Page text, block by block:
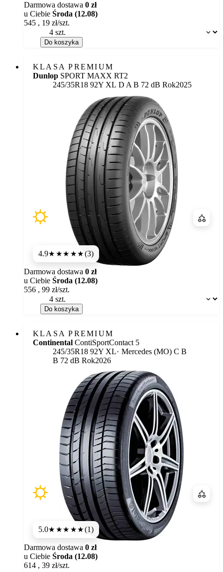
Dostępność:
Darmowa dostawa 0 zł
u Ciebie Środa (12.08)
545 , 19 zł/szt.
Do koszyka
KLASA PREMIUM
Dunlop SPORT MAXX RT2
245/35R18 92Y XL Etykieta:
D A B 72 dB Rok2025
4.9★★★★★(3)
Dostępność:
Darmowa dostawa 0 zł
u Ciebie Środa (12.08)
556 , 99 zł/szt.
Do koszyka
KLASA PREMIUM
Continental ContiSportContact 5
245/35R18 92Y XL
Mercedes (MO) Etykieta:
C B
B 72 dB Rok2026
5.0★★★★★(1)
Darmowa dostawa 0 zł
u Ciebie Środa (12.08)
614 , 39 zł/szt.